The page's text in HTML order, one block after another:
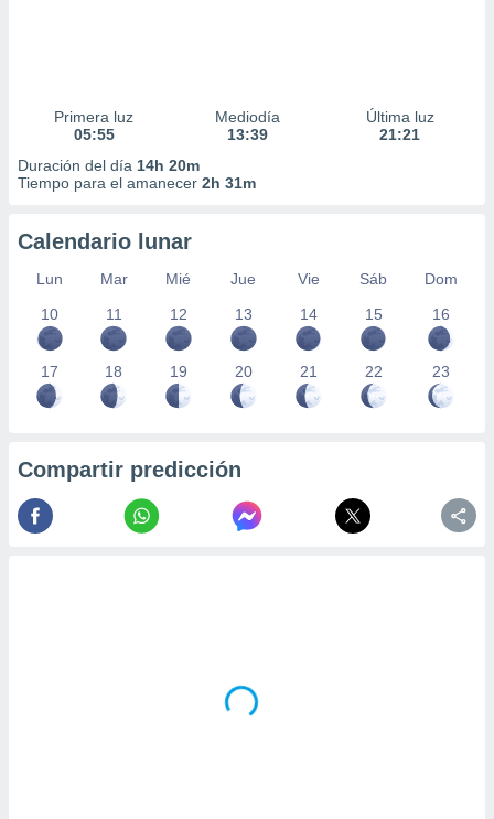
Primera luz
05:55
Mediodía
13:39
Última luz
21:21
Duración del día 14h 20m
Tiempo para el amanecer 2h 31m
Calendario lunar
Lun Mar Mié Jue Vie Sáb
Dom
10
11 12 13 14 15 16
17 18 19 20 21 22 23
Compartir predicción